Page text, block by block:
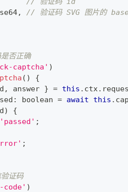
,
// 验证码 SVG 图片的
否正确
captcha' )
( )
{
, answer } = this . ctx.
: boolean = await this .
)
{
'passed' ;
;
证码
code' )